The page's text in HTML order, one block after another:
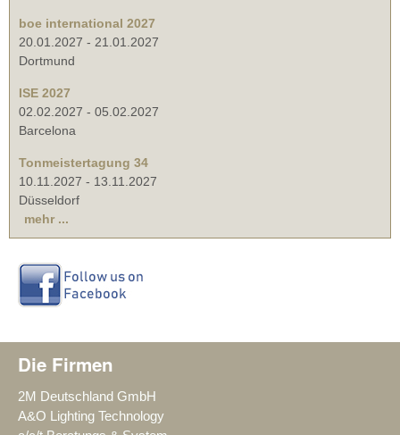
boe international 2027
20.01.2027 - 21.01.2027
Dortmund
ISE 2027
02.02.2027 - 05.02.2027
Barcelona
Tonmeistertagung 34
10.11.2027 - 13.11.2027
Düsseldorf
mehr ...
Die Firmen
2M Deutschland GmbH
A&O Lighting Technology